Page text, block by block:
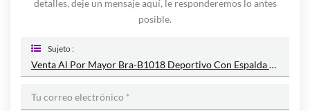
detalles, deje un mensaje aquí, le responderemos lo antes
posible.
Sujeto :
Venta Al Por Mayor Bra-B1018 Deportivo Con Espalda Cruzada Y Correa Para El Hombro Doble